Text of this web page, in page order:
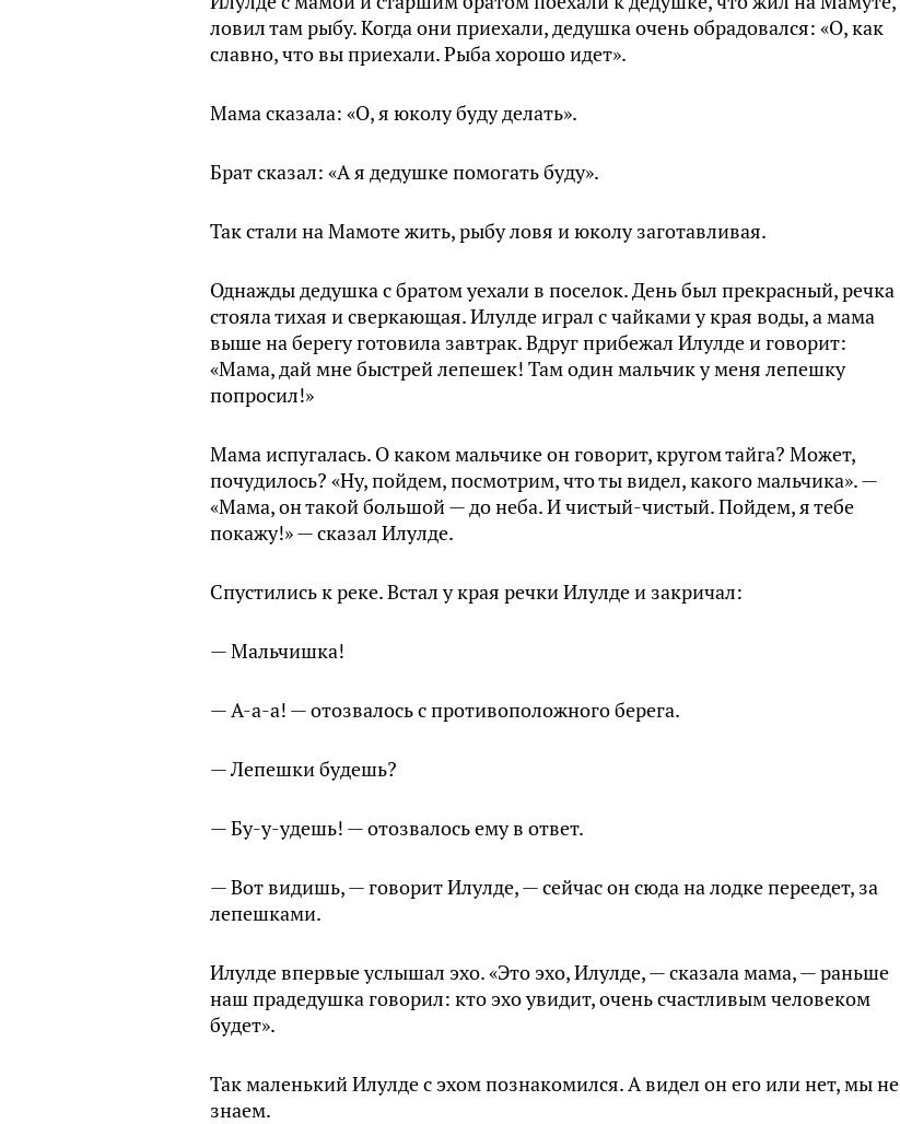
ловил там рыбу. Когда они приехали, дедушка очень обрадовался: «О, как
славно, что вы приехали. Рыба хорошо идет».
Мама сказала: «О, я юколу буду делать».
Брат сказал: «А я дедушке помогать буду».
Так стали на Мамоте жить, рыбу ловя и юколу заготавливая.
Однажды дедушка с братом уехали в поселок. День был прекрасный, речка
стояла тихая и сверкающая. Илулде играл с чайками у края воды, а мама
выше на берегу готовила завтрак. Вдруг прибежал Илулде и говорит:
«Мама, дай мне быстрей лепешек! Там один мальчик у меня лепешку
попросил!»
Мама испугалась. О каком мальчике он говорит, кругом тайга? Может,
почудилось? «Ну, пойдем, посмотрим, что ты видел, какого мальчика». —
«Мама, он такой большой — до неба. И чистый-чистый. Пойдем, я тебе
покажу!» — сказал Илулде.
Спустились к реке. Встал у края речки Илулде и закричал:
— Мальчишка!
— А-а-а! — отозвалось с противоположного берега.
— Лепешки будешь?
— Бу-у-удешь! — отозвалось ему в ответ.
— Вот видишь, — говорит Илулде, — сейчас он сюда на лодке переедет, за
лепешками.
Илулде впервые услышал эхо. «Это эхо, Илулде, — сказала мама, — раньше
наш прадедушка говорил: кто эхо увидит, очень счастливым человеком
будет».
Так маленький Илулде с эхом познакомился. А видел он его или нет, мы не
знаем.